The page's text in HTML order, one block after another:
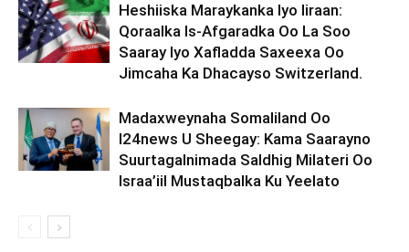
Heshiiska Maraykanka Iyo Iiraan:
Qoraalka Is-Afgaradka Oo La Soo
Saaray Iyo Xafladda Saxeexa Oo
Jimcaha Ka Dhacayso Switzerland.
Madaxweynaha Somaliland Oo
I24news U Sheegay: Kama Saarayno
Suurtagalnimada Saldhig Milateri Oo
Israa’iil Mustaqbalka Ku Yeelato